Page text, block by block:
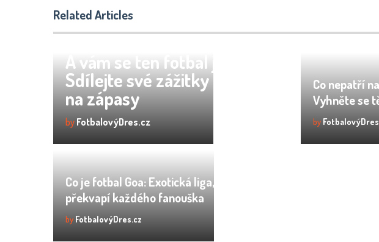
Related Articles
A vám se ten fotbal jako líbil:
Sdílejte své zážitky a názory
na zápasy
by FotbalovýDres.cz
Co nepatří
Vyhněte se
by
Co je fotbal Goa: Exotická liga, která
překvapí každého fanouška
by FotbalovýDres.cz